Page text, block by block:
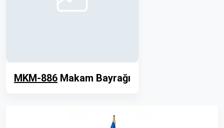
MKM-886 Makam Bayrağı